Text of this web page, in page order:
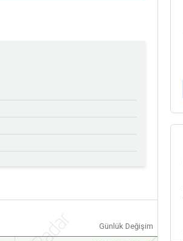
Günlük Değişim